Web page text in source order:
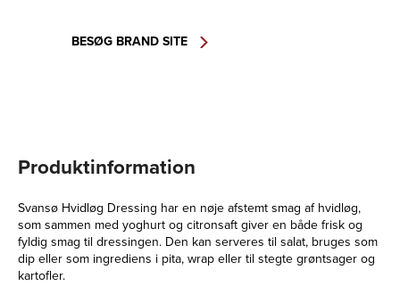
BESØG BRAND SITE
Produktinformation
Svansø Hvidløg Dressing har en nøje afstemt smag af hvidløg,
som sammen med yoghurt og citronsaft giver en både frisk og
fyldig smag til dressingen. Den kan serveres til salat, bruges som
dip eller som ingrediens i pita, wrap eller til stegte grøntsager og
kartofler.